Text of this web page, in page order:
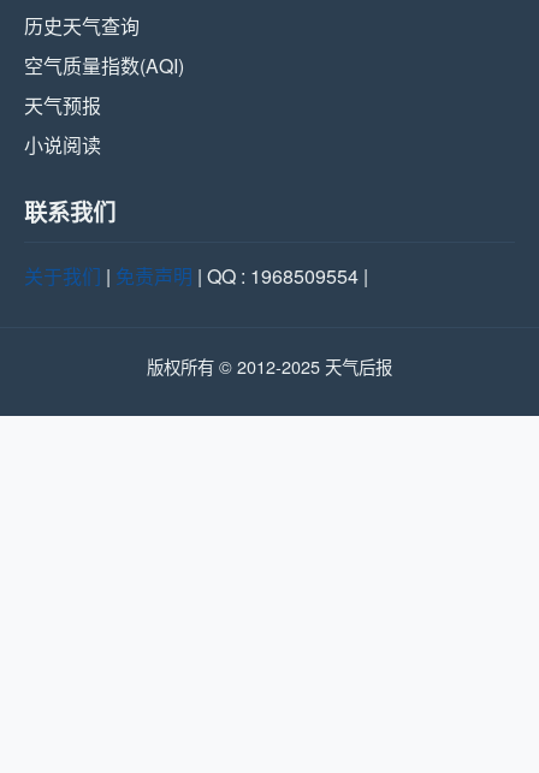
历史天气查询
空气质量指数(AQI)
天气预报
小说阅读
联系我们
关于我们 | 免责声明 | QQ : 1968509554 |
版权所有 © 2012-2025 天气后报